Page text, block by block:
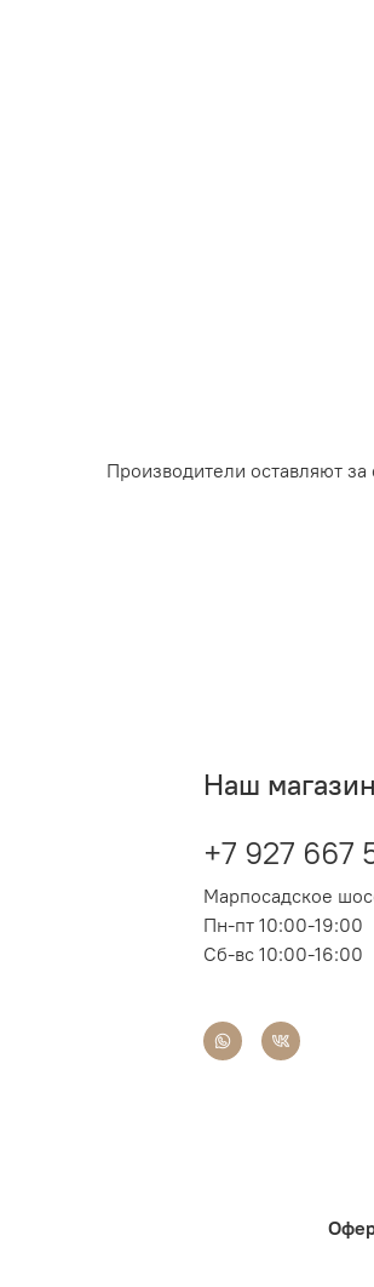
Производители оставляют
Наш
+7 927 667
Марпосадское
Пн-пт 10:00-19:00
Сб-вс 10:00-16:00